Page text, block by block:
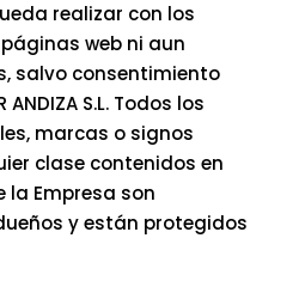
realizar con los
web ni aun
salvo consentimiento
S.L. Todos los
marcas o signos
clase contenidos en
la Empresa son
y están protegidos